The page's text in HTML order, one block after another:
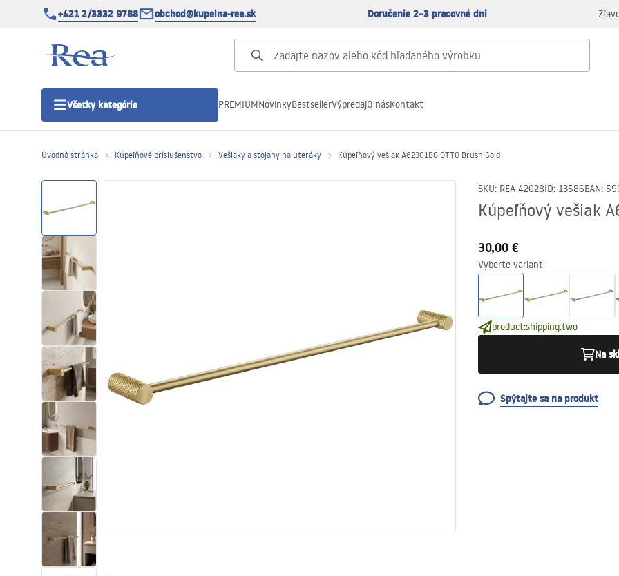
+421 2/3332 9788 obchod@kupelna-rea.sk Doručenie 2–3 pracovné dni
Všetky kategórie
Sprchové dvere
Sprchové žľaby
Sanitárna keramika
Umývadlá
Vaňa so zástenou
Batérie
Sprchy
Kuchyňa
Kúpeľňové doplnky a nábytok
PREMIUMNovinkyBestsellerVýpredajO násKontakt
Úvodná stránka Kúpeľňové príslušenstvo Vešiaky a stojany na uteráky Kúpeľňový vešiak A62301BG OTTO Brush Gold
SKU: REA-42028ID: 13586EAN:
Kúpeľňový vešiak
30,00 €
Vyberte variant
product:shipping.two
Na
Spýtajte sa na produkt